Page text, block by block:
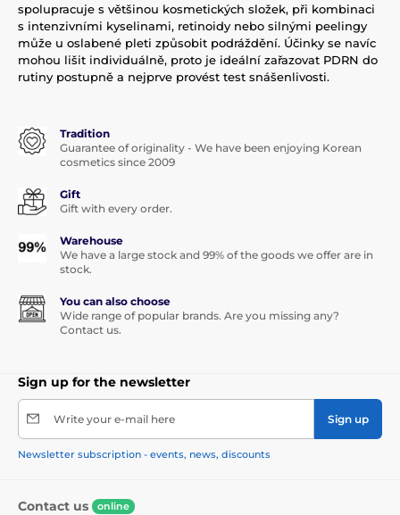
spolupracuje s většinou kosmetických složek, při kombinaci
s intenzivními kyselinami, retinoidy nebo silnými peelingy
může u oslabené pleti způsobit podráždění. Účinky se navíc
mohou lišit individuálně, proto je ideální zařazovat PDRN do
rutiny postupně a nejprve provést test snášenlivosti.
Tradition
Guarantee of originality - We have been enjoying Korean
cosmetics since 2009
Gift
Gift with every order.
Warehouse
We have a large stock and 99% of the goods we offer are in
stock.
You can also choose
Wide range of popular brands. Are you missing any?
Contact us.
Sign up for the newsletter
Write your e-mail here Sign up
Newsletter subscription - events, news, discounts
Contact us online